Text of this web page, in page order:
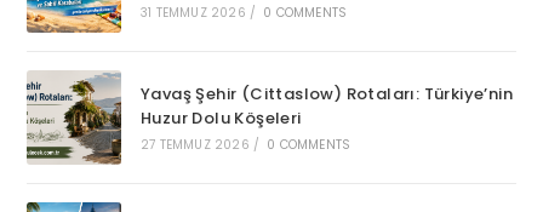
31 TEMMUZ 2026 / 0 COMMENTS
Yavaş Şehir (Cittaslow) Rotaları: Türkiye’nin
Huzur Dolu Köşeleri
27 TEMMUZ 2026 / 0 COMMENTS